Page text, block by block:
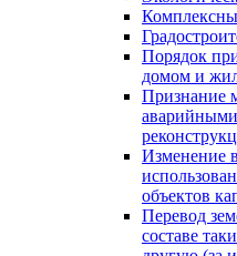
Порядок
домом и
Признание
Изменение
объектов
Перевод
составе